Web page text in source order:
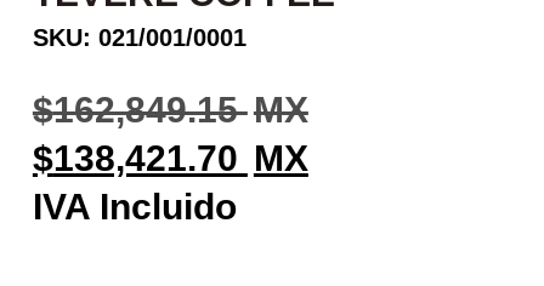
SKU: 021/001/0001
162,849.15
138,421.70